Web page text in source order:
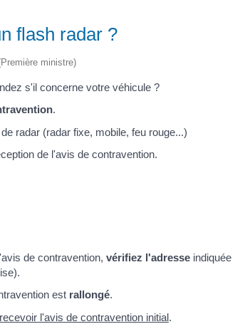
flash radar ?
ministre)
s'il concerne votre véhicule ?
.
radar (radar fixe, mobile, feu rouge...)
de l'avis de contravention.
de contravention, vérifiez l'adresse indiquée
est rallongé.
l'avis de contravention initial.